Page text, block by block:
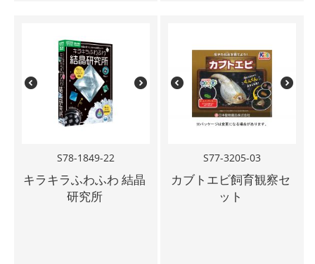
S78-1849-22
キラキラふわふわ 結晶
研究所
S77-3205-03
カブトエビ飼育観察セ
ット